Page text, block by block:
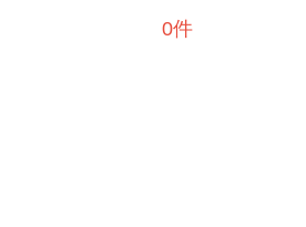
0件